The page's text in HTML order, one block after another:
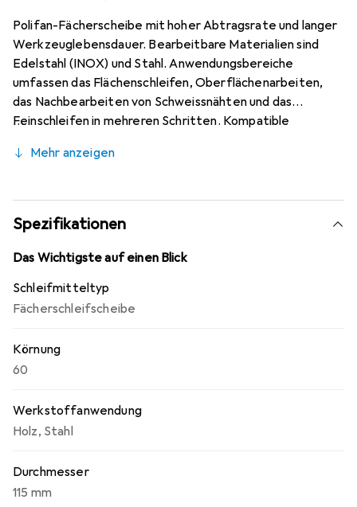
Polifan-Fächerscheibe mit hoher Abtragsrate und langer
Werkzeuglebensdauer. Bearbeitbare Materialien sind
Edelstahl (INOX) und Stahl. Anwendungsbereiche
umfassen das Flächenschleifen, Oberflächenarbeiten,
das Nachbearbeiten von Schweissnähten und das
Feinschleifen in mehreren Schritten. Kompatible
Winkelschleifer.
Mehr anzeigen
Spezifikationen
Das Wichtigste auf einen Blick
Schleifmitteltyp
Fächerschleifscheibe
Körnung
60
Werkstoffanwendung
Holz, Stahl
Durchmesser
115 mm